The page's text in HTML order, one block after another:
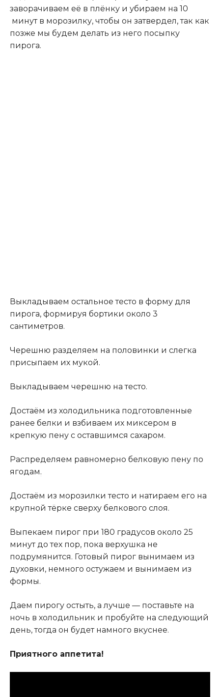
заворачиваем её в плёнку и убираем на 10
минут в морозилку, чтобы он затвердел, так как
позже мы будем делать из него посыпку
пирога.
Выкладываем остальное тесто в форму для
пирога, формируя бортики около 3
сантиметров.
Черешню разделяем на половинки и слегка
присыпаем их мукой.
Выкладываем черешню на тесто.
Достаём из холодильника подготовленные
ранее белки и взбиваем их миксером в
крепкую пену с оставшимся сахаром.
Распределяем равномерно белковую пену по
ягодам.
Достаём из морозилки тесто и натираем его на
крупной тёрке сверху белкового слоя.
Выпекаем пирог при 180 градусов около 25
минут до тех пор, пока верхушка не
подрумянится. Готовый пирог вынимаем из
духовки, немного остужаем и вынимаем из
формы.
Даем пирогу остыть, а лучше — поставьте на
ночь в холодильник и пробуйте на следующий
день, тогда он будет намного вкуснее.
Приятного аппетита!